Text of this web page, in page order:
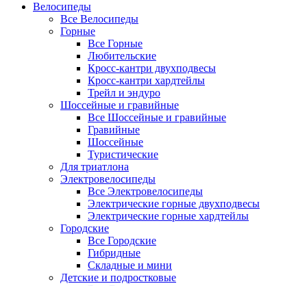
Велосипеды
Все Велосипеды
Горные
Все Горные
Любительские
Кросс-кантри двухподвесы
Кросс-кантри хардтейлы
Трейл и эндуро
Шоссейные и гравийные
Все Шоссейные и гравийные
Гравийные
Шоссейные
Туристические
Для триатлона
Электровелосипеды
Все Электровелосипеды
Электрические горные двухподвесы
Электрические горные хардтейлы
Городские
Все Городские
Гибридные
Складные и мини
Детские и подростковые